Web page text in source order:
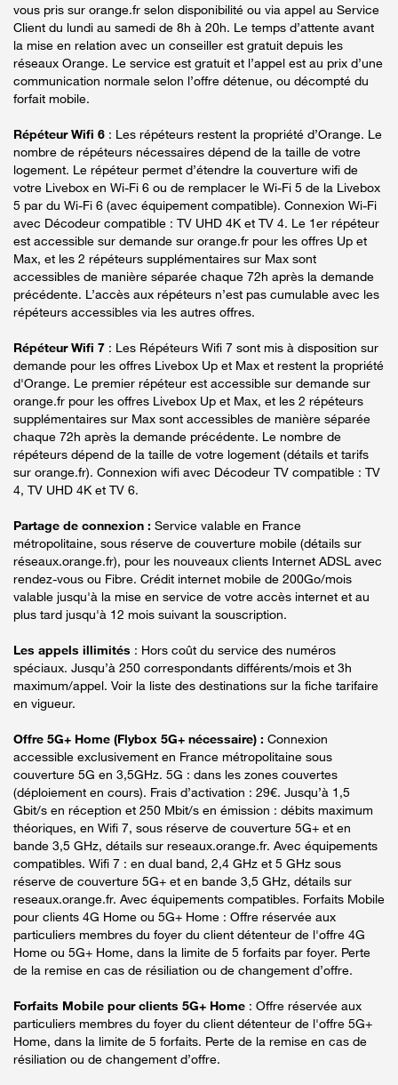
vous pris sur orange.fr selon disponibilité ou via appel au Service
Client du lundi au samedi de 8h à 20h. Le temps d’attente avant
la mise en relation avec un conseiller est gratuit depuis les
réseaux Orange. Le service est gratuit et l’appel est au prix d’une
communication normale selon l’offre détenue, ou décompté du
forfait mobile.
Répéteur Wifi 6 : Les répéteurs restent la propriété d’Orange. Le
nombre de répéteurs nécessaires dépend de la taille de votre
logement. Le répéteur permet d’étendre la couverture wifi de
votre Livebox en Wi-Fi 6 ou de remplacer le Wi-Fi 5 de la Livebox
5 par du Wi-Fi 6 (avec équipement compatible). Connexion Wi-Fi
avec Décodeur compatible : TV UHD 4K et TV 4. Le 1er répéteur
est accessible sur demande sur orange.fr pour les offres Up et
Max, et les 2 répéteurs supplémentaires sur Max sont
accessibles de manière séparée chaque 72h après la demande
précédente. L’accès aux répéteurs n’est pas cumulable avec les
répéteurs accessibles via les autres offres.
Répéteur Wifi 7 : Les Répéteurs Wifi 7 sont mis à disposition sur
demande pour les offres Livebox Up et Max et restent la propriété
d'Orange. Le premier répéteur est accessible sur demande sur
orange.fr pour les offres Livebox Up et Max, et les 2 répéteurs
supplémentaires sur Max sont accessibles de manière séparée
chaque 72h après la demande précédente. Le nombre de
répéteurs dépend de la taille de votre logement (détails et tarifs
sur orange.fr). Connexion wifi avec Décodeur TV compatible : TV
4, TV UHD 4K et TV 6.
Partage de connexion : Service valable en France
métropolitaine, sous réserve de couverture mobile (détails sur
réseaux.orange.fr), pour les nouveaux clients Internet ADSL avec
rendez-vous ou Fibre. Crédit internet mobile de 200Go/mois
valable jusqu'à la mise en service de votre accès internet et au
plus tard jusqu'à 12 mois suivant la souscription.
Les appels illimités : Hors coût du service des numéros
spéciaux. Jusqu’à 250 correspondants différents/mois et 3h
maximum/appel. Voir la liste des destinations sur la fiche tarifaire
en vigueur.
Offre 5G+ Home (Flybox 5G+ nécessaire) : Connexion
accessible exclusivement en France métropolitaine sous
couverture 5G en 3,5GHz. 5G : dans les zones couvertes
(déploiement en cours). Frais d’activation : 29€. Jusqu’à 1,5
Gbit/s en réception et 250 Mbit/s en émission : débits maximum
théoriques, en Wifi 7, sous réserve de couverture 5G+ et en
bande 3,5 GHz, détails sur reseaux.orange.fr. Avec équipements
compatibles. Wifi 7 : en dual band, 2,4 GHz et 5 GHz sous
réserve de couverture 5G+ et en bande 3,5 GHz, détails sur
reseaux.orange.fr. Avec équipements compatibles. Forfaits Mobile
pour clients 4G Home ou 5G+ Home : Offre réservée aux
particuliers membres du foyer du client détenteur de l'offre 4G
Home ou 5G+ Home, dans la limite de 5 forfaits par foyer. Perte
de la remise en cas de résiliation ou de changement d’offre.
Forfaits Mobile pour clients 5G+ Home : Offre réservée aux
particuliers membres du foyer du client détenteur de l'offre 5G+
Home, dans la limite de 5 forfaits. Perte de la remise en cas de
résiliation ou de changement d’offre.